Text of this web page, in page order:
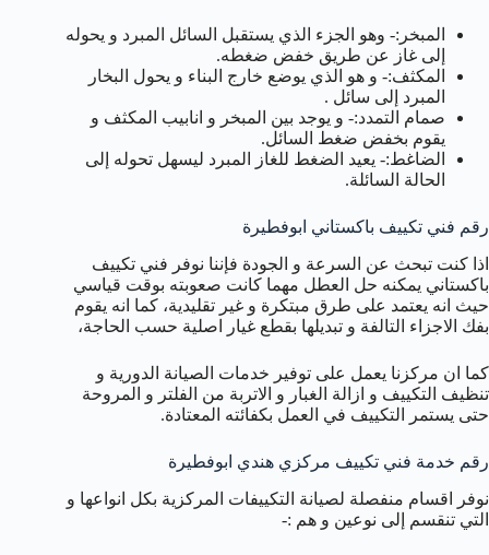
المبخر:- وهو الجزء الذي يستقبل السائل المبرد و يحوله
إلى غاز عن طريق خفض ضغطه.
المكثف:- و هو الذي يوضع خارج البناء و يحول البخار
المبرد إلى سائل .
صمام التمدد:- و يوجد بين المبخر و انابيب المكثف و
يقوم بخفض ضغط السائل.
الضاغط:- يعيد الضغط للغاز المبرد ليسهل تحوله إلى
الحالة السائلة.
رقم فني تكييف باكستاني ابوفطيرة
اذا كنت تبحث عن السرعة و الجودة فإننا نوفر فني تكييف
باكستاني يمكنه حل العطل مهما كانت صعوبته بوقت قياسي
حيث انه يعتمد على طرق مبتكرة و غير تقليدية، كما انه يقوم
بفك الاجزاء التالفة و تبديلها بقطع غيار اصلية حسب الحاجة،
كما ان مركزنا يعمل على توفير خدمات الصيانة الدورية و
تنظيف التكييف و ازالة الغبار و الاتربة من الفلتر و المروحة
حتى يستمر التكييف في العمل بكفائته المعتادة.
رقم خدمة فني تكييف مركزي هندي ابوفطيرة
نوفر اقسام منفصلة لصيانة التكييفات المركزية بكل انواعها و
التي تنقسم إلى نوعين و هم :-